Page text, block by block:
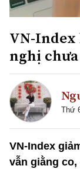
VN-
nghị
Thứ
VN-Index
vẫn giằng